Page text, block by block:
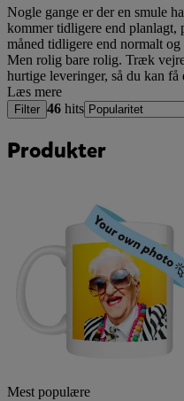
Nogle gange er der en smule
kommer tidligere end planlagt,
måned tidligere end normalt
Men rolig bare rolig. Træk
hurtige leveringer, så du kan
Læs mere
Filter 46 hits
Produkter
Mest populære